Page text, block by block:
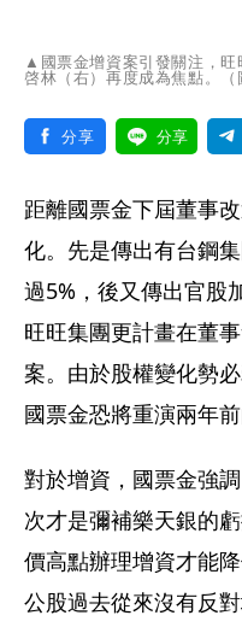
▲國票金增資案引發關注，
啓林（右）再度成為焦點。（
分享 分享
距離國票金下屆董事
化。先是傳出有台鋼
過5%，後又傳出官股
旺旺集團更計畫在董
案。由於股權變化勢
國票金恐將重演兩年前
對於增資，國票金強
次才是彌補樂天銀的
價高點辦理增資才能
公股過去從來沒有反